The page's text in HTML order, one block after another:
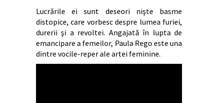
Lucrările ei sunt deseori nişte basme
distopice, care vorbesc despre lumea furiei,
durerii şi a revoltei. Angajată în lupta de
emancipare a femeilor, Paula Rego este una
dintre vocile-reper ale artei feminine.